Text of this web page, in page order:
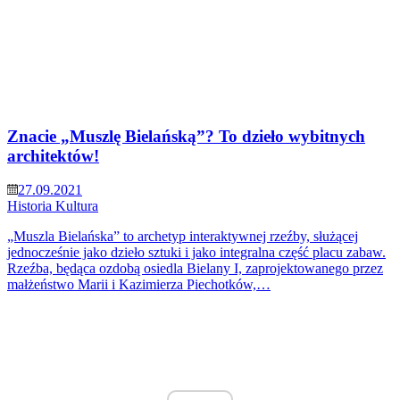
Znacie „Muszlę Bielańską”? To dzieło wybitnych
architektów!
27.09.2021
Historia Kultura
„Muszla Bielańska” to archetyp interaktywnej rzeźby, służącej
jednocześnie jako dzieło sztuki i jako integralna część placu zabaw.
Rzeźba, będąca ozdobą osiedla Bielany I, zaprojektowanego przez
małżeństwo Marii i Kazimierza Piechotków,…